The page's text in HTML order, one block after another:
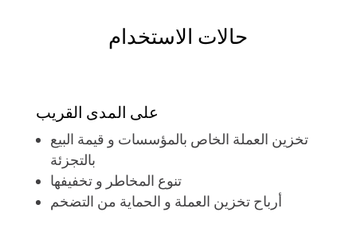
حالات الاستخدام
على المدى القريب
تخزين العملة الخاص بالمؤسسات و قيمة البيع
بالتجزئة
تنوع المخاطر و تخفيفها
أرباح تخزين العملة و الحماية من التضخم